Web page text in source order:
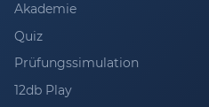
Akademie
Quiz
Prüfungssimulation
12db Play